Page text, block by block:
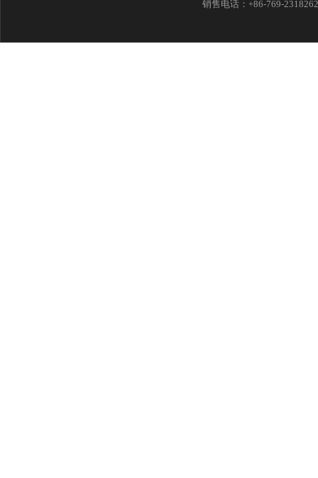
销售电话：+86-769-